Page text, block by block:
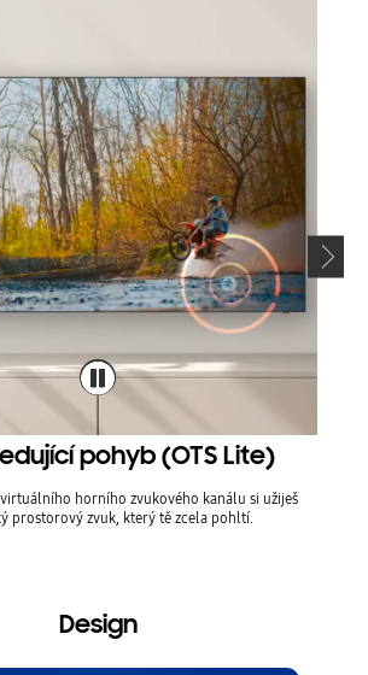
pohyb (OTS Lite)
horního zvukového kanálu si užiješ
prostorový zvuk, který tě zcela pohltí.
Design